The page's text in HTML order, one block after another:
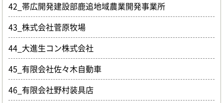
42_帯広開発建設部鹿追地域農業開発事業所
43_株式会社菅原牧場
44_大進生コン株式会社
45_有限会社佐々木自動車
46_有限会社野村装具店